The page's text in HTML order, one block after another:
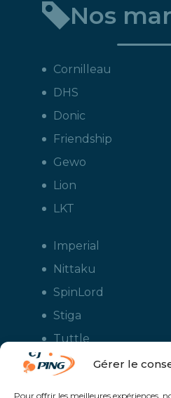
Gérer le
Pour offrir les meilleures expériences,
Nos
Cornilleau
DHS
Donic
Friendship
Gewo
Lion
LKT
Imperial
Nittaku
SpinLord
Stiga
Tuttle
Xiom